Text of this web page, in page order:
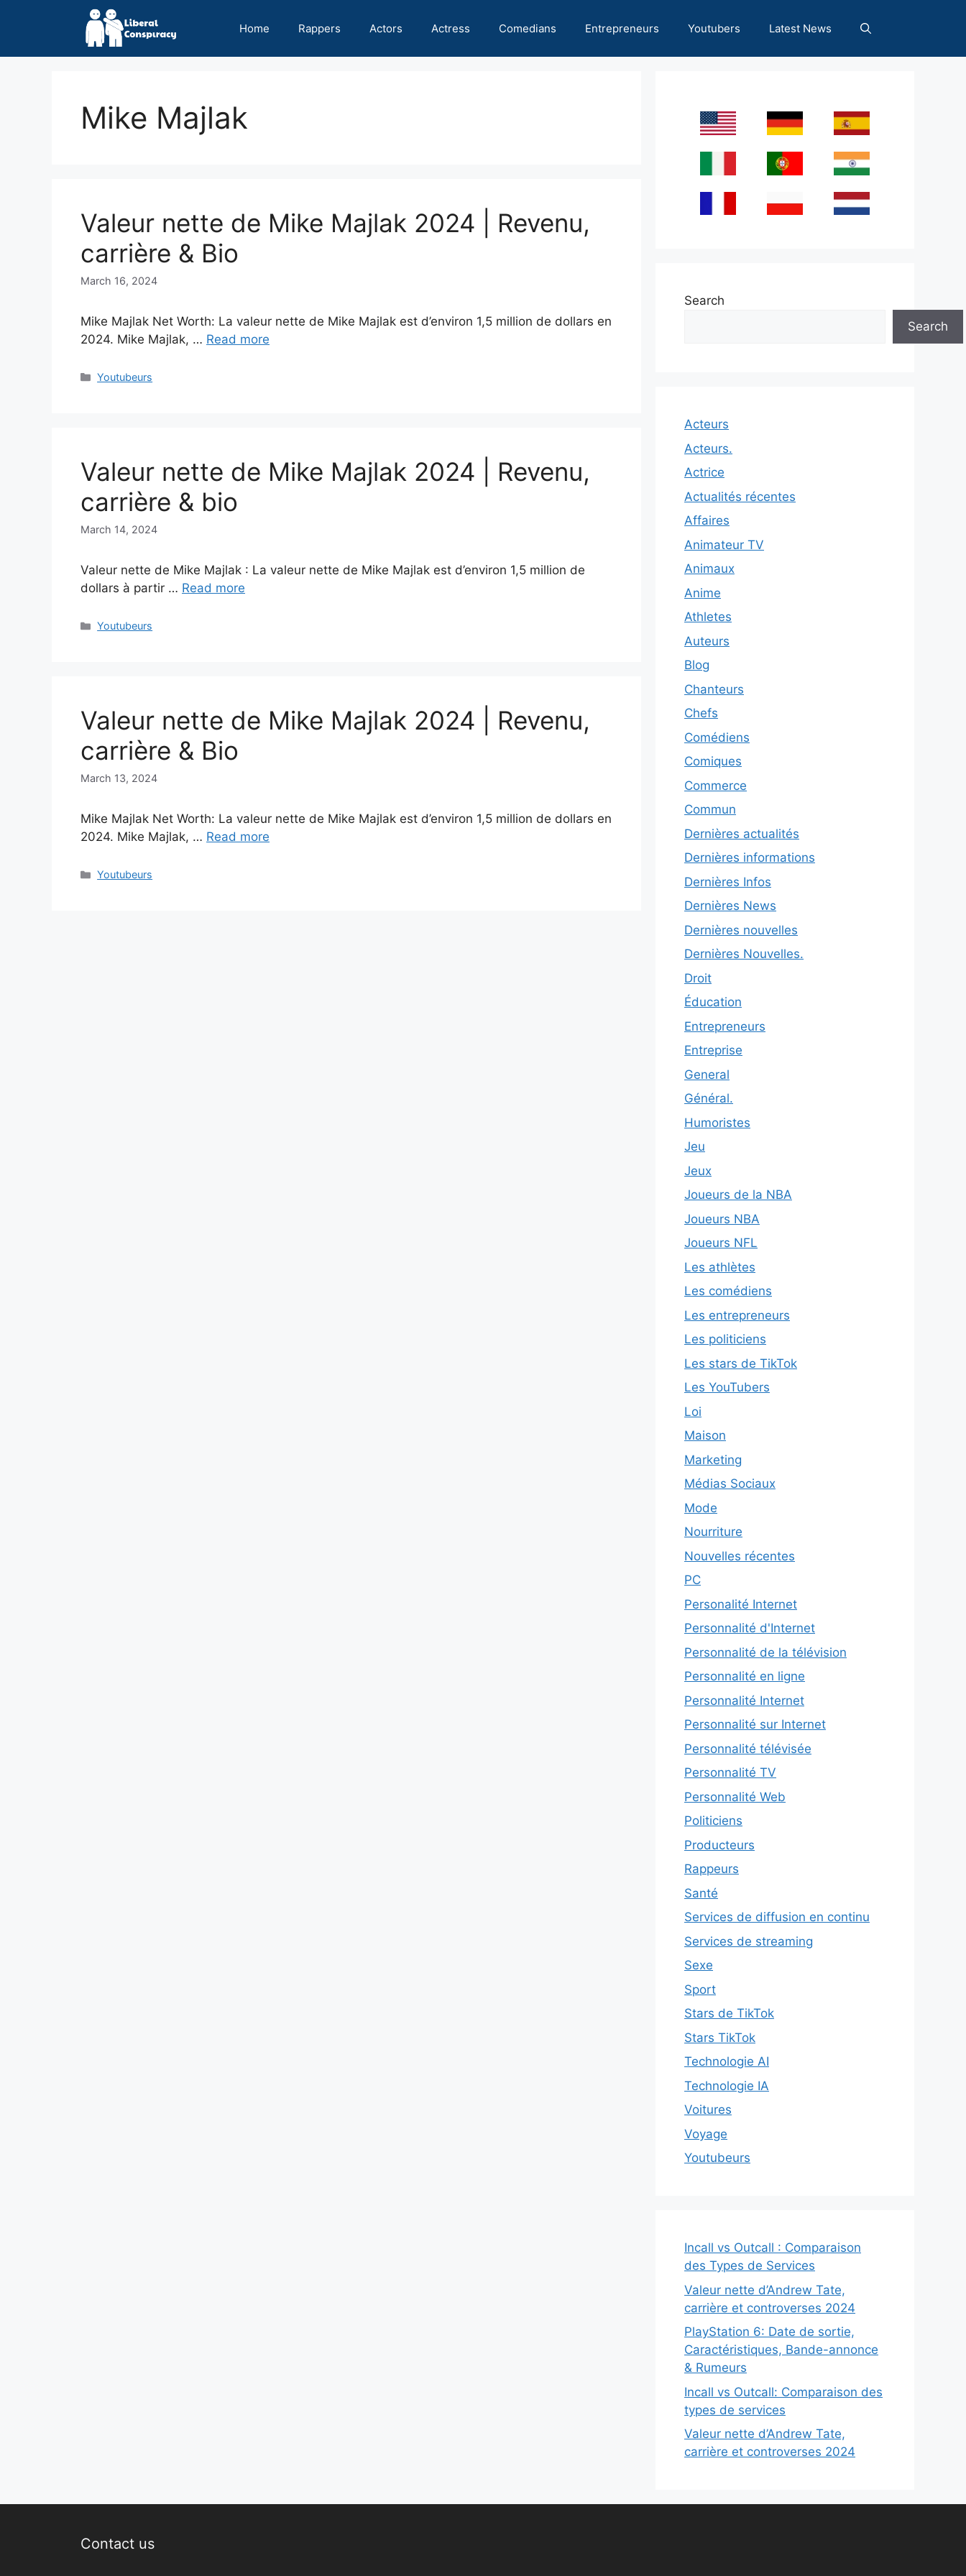
Home Rappers Actors Actress Comedians Entrepreneurs Youtubers Latest News
Mike Majlak
Valeur nette de Mike Majlak 2024 | Revenu,
carrière & Bio
March 16, 2024
Mike Majlak Net Worth: La valeur nette de Mike Majlak est d’environ 1,5 million de dollars en
2024. Mike Majlak, … Read more
Categories
Youtubeurs
Valeur nette de Mike Majlak 2024 | Revenu,
carrière & bio
March 14, 2024
Valeur nette de Mike Majlak : La valeur nette de Mike Majlak est d’environ 1,5 million de
dollars à partir … Read more
Categories
Youtubeurs
Valeur nette de Mike Majlak 2024 | Revenu,
carrière & Bio
March 13, 2024
Mike Majlak Net Worth: La valeur nette de Mike Majlak est d’environ 1,5 million de dollars en
2024. Mike Majlak, … Read more
Categories
Youtubeurs
Search
Search
Acteurs
Acteurs.
Actrice
Actualités récentes
Affaires
Animateur TV
Animaux
Anime
Athletes
Auteurs
Blog
Chanteurs
Chefs
Comédiens
Comiques
Commerce
Commun
Dernières actualités
Dernières informations
Dernières Infos
Dernières News
Dernières nouvelles
Dernières Nouvelles.
Droit
Éducation
Entrepreneurs
Entreprise
General
Général.
Humoristes
Jeu
Jeux
Joueurs de la NBA
Joueurs NBA
Joueurs NFL
Les athlètes
Les comédiens
Les entrepreneurs
Les politiciens
Les stars de TikTok
Les YouTubers
Loi
Maison
Marketing
Médias Sociaux
Mode
Nourriture
Nouvelles récentes
PC
Personalité Internet
Personnalité d'Internet
Personnalité de la télévision
Personnalité en ligne
Personnalité Internet
Personnalité sur Internet
Personnalité télévisée
Personnalité TV
Personnalité Web
Politiciens
Producteurs
Rappeurs
Santé
Services de diffusion en continu
Services de streaming
Sexe
Sport
Stars de TikTok
Stars TikTok
Technologie AI
Technologie IA
Voitures
Voyage
Youtubeurs
Incall vs Outcall : Comparaison
des Types de Services
Valeur nette d’Andrew Tate,
carrière et controverses 2024
PlayStation 6: Date de sortie,
Caractéristiques, Bande-annonce
& Rumeurs
Incall vs Outcall: Comparaison des
types de services
Valeur nette d’Andrew Tate,
carrière et controverses 2024
Contact us